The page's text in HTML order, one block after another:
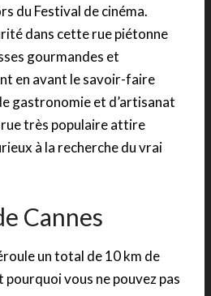
du Festival de cinéma.
dans cette rue piétonne
gourmandes et
en avant le savoir-faire
gastronomie et d’artisanat
très populaire attire
à la recherche du vrai
Cannes
un total de 10 km de
pourquoi vous ne pouvez pas